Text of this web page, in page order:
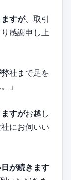
すが、取引
感謝申し上
弊社まで足を
」
すがお越し
にお伺いい
が続きます